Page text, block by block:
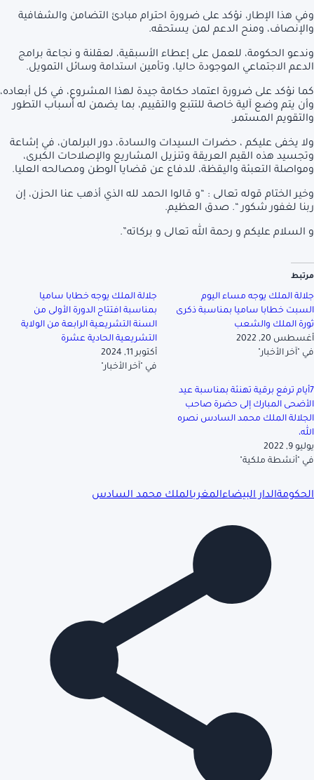
وفي هذا الإطار، نؤكد على ضرورة احترام مبادئ التضامن والشفافية
والإنصاف، ومنح الدعم لمن يستحقه.
وندعو الحكومة، للعمل على إعطاء الأسبقية، لعقلنة و نجاعة برامج
الدعم الاجتماعي الموجودة حاليا، وتأمين استدامة وسائل التمويل.
كما نؤكد على ضرورة اعتماد حكامة جيدة لهذا المشروع، في كل أبعاده،
وأن يتم وضع آلية خاصة للتتبع والتقييم، بما يضمن له أسباب التطور
والتقويم المستمر.
ولا يخفى عليكم ، حضرات السيدات والسادة، دور البرلمان، في إشاعة
وتجسيد هذه القيم العريقة وتنزيل المشاريع والإصلاحات الكبرى،
ومواصلة التعبئة واليقظة، للدفاع عن قضايا الوطن ومصالحه العليا.
وخير الختام قوله تعالى : “و قالوا الحمد لله الذي أذهب عنا الحزن، إن
ربنا لغفور شكور “. صدق العظيم.
و السلام عليكم و رحمة الله تعالى و بركاته”.
مرتبط
جلالة الملك يوجه مساء اليوم
السبت خطابا ساميا بمناسبة ذكرى
ثورة الملك والشعب
أغسطس 20, 2022
في "آخر الأخبار"
جلالة الملك يوجه خطابا ساميا
بمناسبة افتتاح الدورة الأولى من
السنة التشريعية الرابعة من الولاية
التشريعية الحادية عشرة
أكتوبر 11, 2024
في "آخر الأخبار"
7أيام ترفع برقية تهنئة بمناسبة عيد
الأضحى المبارك إلى حضرة صاحب
الجلالة الملك محمد السادس نصره
الله،
يوليو 9, 2022
في "أنشطة ملكية"
الحكومةالدار البيضاءالمغربالملك محمد السادس